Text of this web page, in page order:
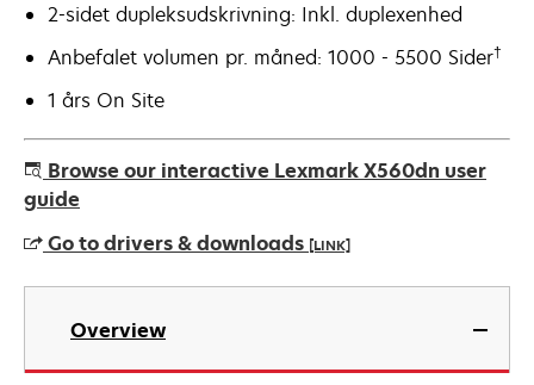
2-sidet dupleksudskrivning: Inkl. duplexenhed
Anbefalet volumen pr. måned: 1000 - 5500 Sider†
1 års On Site
Browse our interactive Lexmark X560dn user
guide
Go to drivers & downloads [LINK]
opens
new
Overview